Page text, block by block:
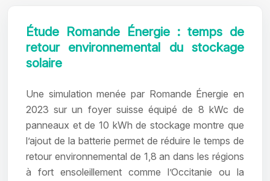
Étude Romande Énergie : temps de
retour environnemental du stockage
solaire
Une simulation menée par Romande Énergie en
2023 sur un foyer suisse équipé de 8 kWc de
panneaux et de 10 kWh de stockage montre que
l’ajout de la batterie permet de réduire le temps de
retour environnemental de 1,8 an dans les régions
à fort ensoleillement comme l’Occitanie ou la